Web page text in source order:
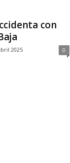
con
2025 0